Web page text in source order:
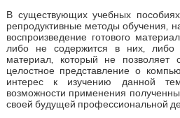
В существующих учебных
репродуктивные методы обучения,
воспроизведение готового
либо не содержится в них, либо
материал, который не позволяет
целостное представление о
интерес к изучению данной
возможности применения
своей будущей профессиональной